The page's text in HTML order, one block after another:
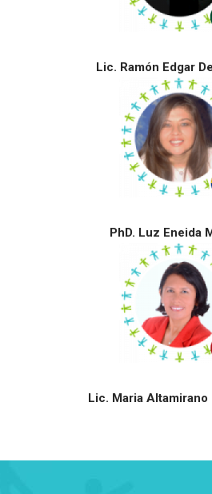
Lic. Ramón Edgar
PhD. Luz Eneida
Lic. Maria Altamirano